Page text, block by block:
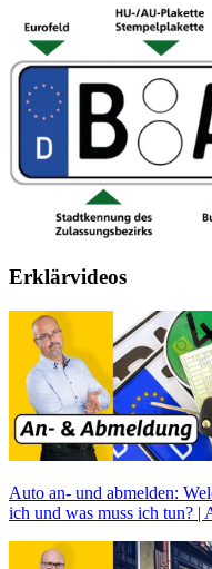
Erklärvideos
Auto an- und abmelden:
ich und was muss ich tun? |